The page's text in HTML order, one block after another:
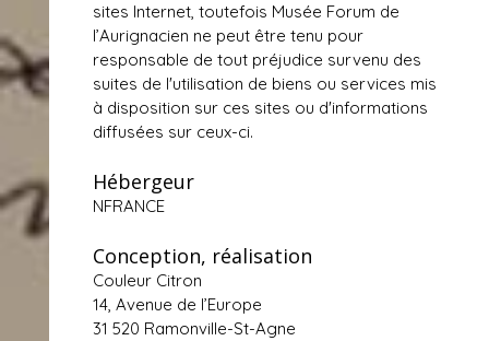
sites Internet, toutefois Musée Forum de
l’Aurignacien ne peut être tenu pour
responsable de tout préjudice survenu des
suites de l'utilisation de biens ou services mis
à disposition sur ces sites ou d'informations
diffusées sur ceux-ci.
Hébergeur
NFRANCE
Conception, réalisation
Couleur Citron
14, Avenue de l’Europe
31 520 Ramonville-St-Agne